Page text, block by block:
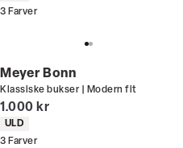
3 Farver
Meyer Bonn
Klassiske bukser | Modern fit
I alt (inkl. rabat)
1.000 kr
Produkt egenskaber
ULD
3 Farver